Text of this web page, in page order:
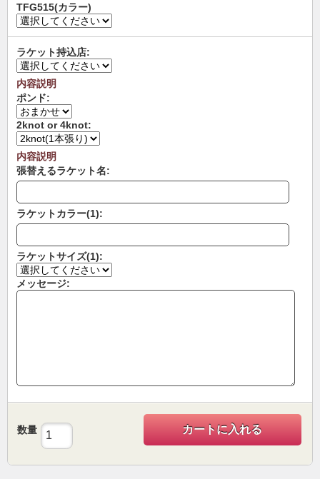
TFG515(カラー)
ラケット持込店:
内容説明
ポンド:
2knot or 4knot:
内容説明
張替えるラケット名:
ラケットカラー(1):
ラケットサイズ(1):
メッセージ:
数量 カートに入れる